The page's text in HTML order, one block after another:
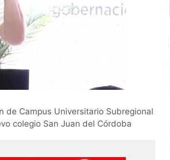
de Campus Universitario Subregional
colegio San Juan del Córdoba